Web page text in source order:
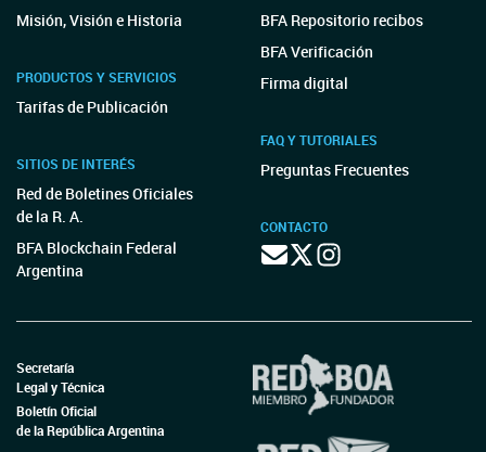
Misión, Visión e Historia
PRODUCTOS Y SERVICIOS
Tarifas de Publicación
SITIOS DE INTERÉS
Red de Boletines Oficiales
de la R. A.
BFA Blockchain Federal
Argentina
BFA Repositorio recibos
BFA Verificación
Firma digital
FAQ Y TUTORIALES
Preguntas Frecuentes
CONTACTO
Secretaría
Legal y Técnica
Boletín Oficial
de la República Argentina